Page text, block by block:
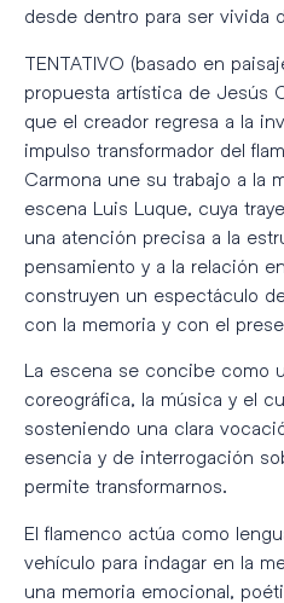
desde dentro para ser vivida
TENTATIVO (basado en
propuesta artística de Jesús
que el creador regresa a la
impulso transformador del
Carmona une su trabajo a la
escena Luis Luque, cuya
una atención precisa a la
pensamiento y a la relación
construyen un espectáculo
con la memoria y con el
La escena se concibe como
coreográfica, la música y el
sosteniendo una clara
esencia y de interrogación
permite transformarnos.
El flamenco actúa como
vehículo para indagar en la
una memoria emocional,